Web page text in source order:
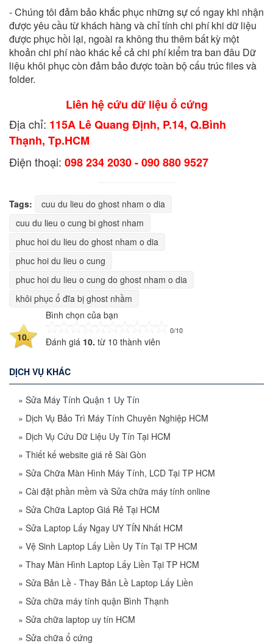
- Chúng tôi đảm bảo khắc phục những sự cố ngay khi nhận
được yêu cầu từ khách hàng và chỉ tính chi phí khi dữ liệu
được phục hồi lại, ngoài ra không thu thêm bất kỳ một
khoản chi phí nào khác kể cả chi phí kiểm tra ban đâu Dữ
liệu khôi phục còn đảm bảo được toàn bộ cấu trúc files và
folder.
Liên hệ cứu dữ liệu ổ cứng
Địa chỉ: 115A Lê Quang Định, P.14, Q.Bình
Thạnh, Tp.HCM
Điện thoại: 098 234 2030 - 090 880 9527
Tags:
cuu du lieu do ghost nham o dia
cuu du lieu o cung bi ghost nham
phuc hoi du lieu do ghost nham o dia
phuc hoi du lieu o cung
phuc hoi du lieu o cung do ghost nham o dia
khôi phục ổ đĩa bị ghost nhầm
10.
Bình chọn của bạn
0/10
Đánh giá 10. từ 10 thành viên
DỊCH VỤ KHÁC
» Sửa Máy Tính Quận 1 Uy Tín
» Dịch Vụ Bảo Trì Máy Tính Chuyên Nghiệp HCM
» Dịch Vụ Cứu Dữ Liệu Uy Tín Tại HCM
» Thiết kế website giá rẻ Sài Gòn
» Sửa Chữa Màn Hình Máy Tính, LCD Tại TP HCM
» Cài đặt phần mềm và Sửa chữa máy tính online
» Sửa Chữa Laptop Giá Rẻ Tại HCM
» Sửa Laptop Lấy Ngay UY TÍN Nhất HCM
» Vệ Sinh Laptop Lấy Liền Uy Tín Tại TP HCM
» Thay Màn Hình Laptop Lấy Liền Tại TP HCM
» Sửa Bản Lề - Thay Bản Lề Laptop Lấy Liền
» Sửa chữa máy tính quận Bình Thạnh
» Sửa chữa laptop uy tín HCM
» Sửa chữa ổ cứng